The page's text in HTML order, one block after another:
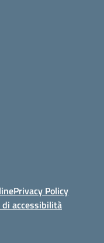
Privacy Policy
accessibilità